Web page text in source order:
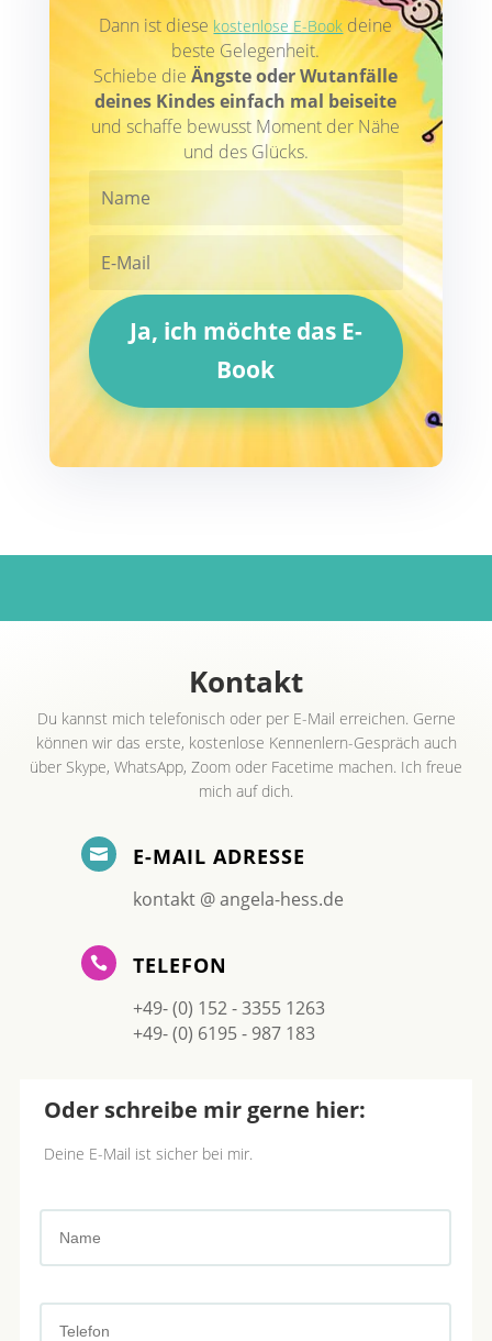
Dann ist diese kostenlose E-Book deine
beste Gelegenheit.
Schiebe dieÄngste oder Wutanfälle
deines Kindes einfach mal beiseite
und schaffe bewusst Moment der Nähe
und des Glücks.
Ja, ich möchte das E-
Book
Kontakt
Du kannst mich ​telefonisch oder per E-Mail erreichen. Gerne
können wir das erste, kostenlose Kennenlern-Gespräch auch
über Skype, WhatsApp, Zoom oder Facetime machen. Ich freue
mich auf dich.
 E-MAIL ADRESSE
kontakt @ angela-hess.de
 TELEFON
+49- (0) 152 - 3355 1263
+49- (0) 6195 - 987 183
Oder schreibe mir gerne hier:
Deine E-Mail ist sicher bei mir.